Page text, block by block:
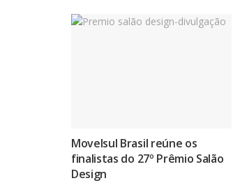
Movelsul Brasil reúne os
finalistas do 27º Prêmio Salão
Design